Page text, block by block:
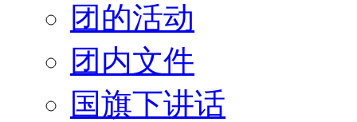
团的活动
团内文件
国旗下讲话